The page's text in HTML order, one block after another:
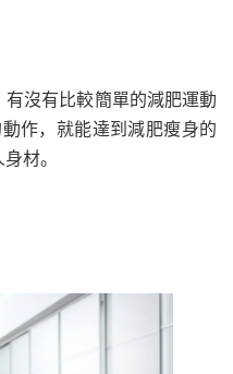
沒有比較簡單的減肥運動
作，就能達到減肥瘦身的
材。